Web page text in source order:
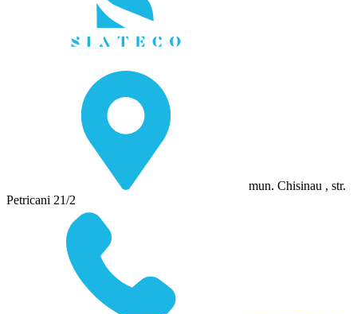
mun. Chisinau , str.
Petricani 21/2